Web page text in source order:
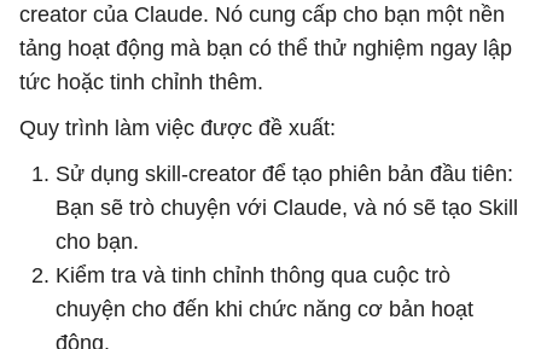
creator của Claude. Nó cung cấp cho bạn một nền
tảng hoạt động mà bạn có thể thử nghiệm ngay lập
tức hoặc tinh chỉnh thêm.
Quy trình làm việc được đề xuất:
Sử dụng skill-creator để tạo phiên bản đầu tiên:
Bạn sẽ trò chuyện với Claude, và nó sẽ tạo Skill
cho bạn.
Kiểm tra và tinh chỉnh thông qua cuộc trò
chuyện cho đến khi chức năng cơ bản hoạt
động.